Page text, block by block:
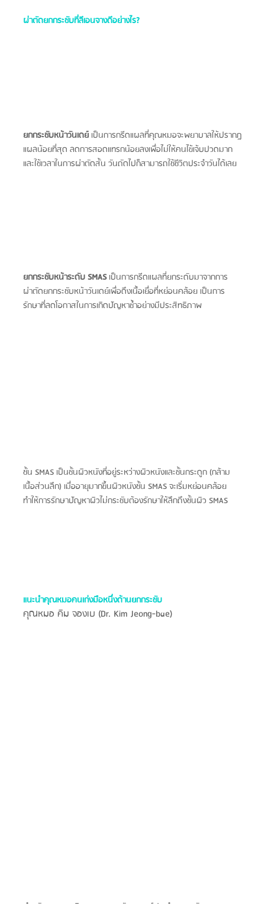
ผ่าตัดยกกระชับที่ลีเอนจางดีอย่างไร?
ยกกระชับหน้าวันเดย์ เป็นการกรีดแผลที่คุณหมอจะพยาบาลให้ปรากฎ
แผลน้อยที่สุด ลดการสอดแทรกน้อยลงเพื่อไม่ให้คนไข้เจ้บปวดมาก
และใช้เวลาในการผ่าตัดสั้น วันถัดไปก็สามารถใช้ชีวิตประจำวันได้เลย
ยกกระชับหน้าระดับ SMAS เป็นการกรีดแผลที่ยกระดับมาจากการ
ผ่าตัดยกกระชับหน้าวันเดย์เพื่อดึงเนื้อเยื่อที่หย่อนคล้อย เป็นการ
รักษาที่ลดโอกาสในการเกิดปัญหาซ้ำอย่างมีประสิทธิภาพ
ชั้น SMAS เป็นชั้นผิวหนังที่อยู่ระหว่างผิวหนังและชั้นกระดูก (กล้าม
เนื้อส่วนลึก) เมื่ออายุมากขึ้นผิวหนังชั้น SMAS จะเริ่มหย่อนคล้อย
ทำให้การรักษาปัญหาผิวไม่กระชับต้องรักษาให้ลึกถึงชั้นผิว SMAS
แนะนำคุณหมอคนเก่งมือหนึ่งด้านยกกระชับ
คุณหมอ คิม จองเบ (Dr. Kim Jeong-bae)